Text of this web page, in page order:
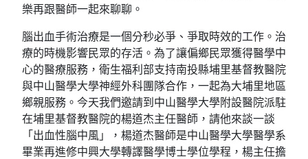
樂再跟醫師一起來聊聊。
腦出血手術治療是一個分秒必爭、爭取時效的工作。治
療的時機影響民眾的存活。為了讓偏鄉民眾獲得醫學中
心的醫療服務，衛生福利部支持南投縣埔里基督教醫院
與中山醫學大學神經外科團隊合作，一起為大埔里地區
鄉親服務。今天我們邀請到中山醫學大學附設醫院派駐
在埔里基督教醫院的楊道杰主任醫師，請他來談一談
「出血性腦中風」，楊道杰醫師是中山醫學大學醫學系
畢業再進修中興大學轉譯醫學博士學位學程，楊主任擔